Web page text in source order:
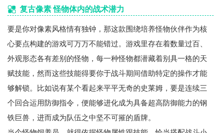
复古像素 怪物体内的战术潜力
要是你对像素风格情有独钟，那这款围绕培养怪物伙伴作为核
心要点构建的游戏可万万不能错过。游戏里存在着数量过百、
外观形态各有差别的怪物，每一种怪物都潜藏着别具一格的天
赋技能，然而这些技能得要你于战斗期间借助特定的操作才能
够解锁。比如说有某个看起来平平无奇的史莱姆，要是连续三
个回合运用防御指令，便能够进化成为具备超高防御能力的钢
铁巨兽，进而成为队伍之中坚不可摧的盾牌。